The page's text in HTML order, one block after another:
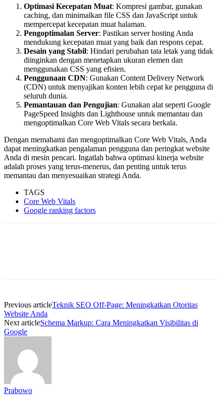
Optimasi Kecepatan Muat: Kompresi gambar, gunakan
caching, dan minimalkan file CSS dan JavaScript untuk
mempercepat kecepatan muat halaman.
Pengoptimalan Server: Pastikan server hosting Anda
mendukung kecepatan muat yang baik dan respons cepat.
Desain yang Stabil: Hindari perubahan tata letak yang tidak
diinginkan dengan menetapkan ukuran elemen dan
menggunakan CSS yang efisien.
Penggunaan CDN: Gunakan Content Delivery Network
(CDN) untuk menyajikan konten lebih cepat ke pengguna di
seluruh dunia.
Pemantauan dan Pengujian: Gunakan alat seperti Google
PageSpeed Insights dan Lighthouse untuk memantau dan
mengoptimalkan Core Web Vitals secara berkala.
Dengan memahami dan mengoptimalkan Core Web Vitals, Anda
dapat meningkatkan pengalaman pengguna dan peringkat website
Anda di mesin pencari. Ingatlah bahwa optimasi kinerja website
adalah proses yang terus-menerus, dan penting untuk terus
memantau dan menyesuaikan strategi Anda.
TAGS
Core Web Vitals
Google ranking factors
Previous articleTeknik SEO Off-Page: Meningkatkan Otoritas
Website Anda
Next articleSchema Markup: Cara Meningkatkan Visibilitas di
Google
Prabowo